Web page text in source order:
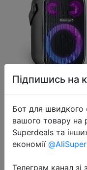
Підпишись на
Бот для швидкого
вашого товару на
Superdeals та
економії
Телеграм канал